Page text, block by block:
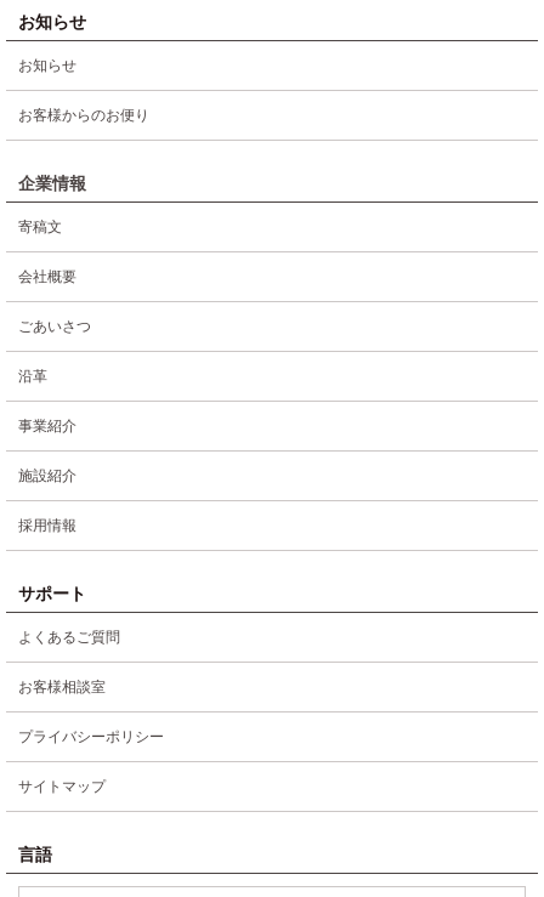
お知らせ
お知らせ
お客様からのお便り
企業情報
寄稿文
会社概要
ごあいさつ
沿革
事業紹介
施設紹介
採用情報
サポート
よくあるご質問
お客様相談室
プライバシーポリシー
サイトマップ
言語